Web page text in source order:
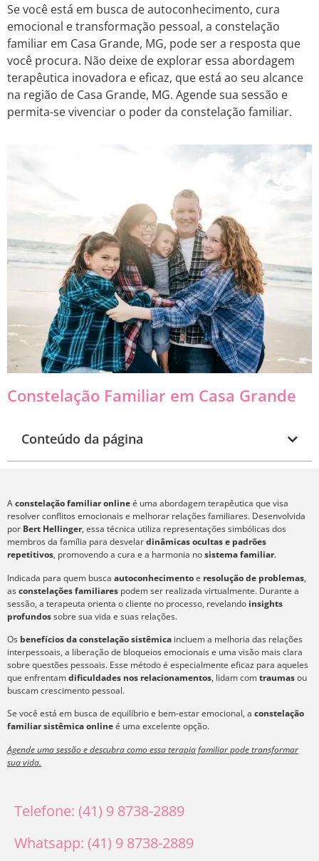
Se você está em busca de autoconhecimento, cura
emocional e transformação pessoal, a constelação
familiar em Casa Grande, MG, pode ser a resposta que
você procura. Não deixe de explorar essa abordagem
terapêutica inovadora e eficaz, que está ao seu alcance
na região de Casa Grande, MG. Agende sua sessão e
permita-se vivenciar o poder da constelação familiar.
Constelação Familiar em Casa Grande
Conteúdo da página
Aconstelação familiar onlineé uma abordagem terapêutica que visa
resolver conflitos emocionais e melhorar relações familiares. Desenvolvida
por Bert Hellinger, essa técnica utiliza representações simbólicas dos
membros da família para desvelardinâmicas ocultas e padrões
repetitivos, promovendo a cura e a harmonia nosistema familiar.
Indicada para quem busca autoconhecimentoe resolução de problemas,
asconstelações familiares podem ser realizada virtualmente. Durante a
sessão, a terapeuta orienta o cliente no processo, revelando insights
profundossobre sua vida e suas relações.
Os benefícios da constelação sistêmica incluem a melhoria das relações
interpessoais, a liberação de bloqueios emocionais e uma visão mais clara
sobre questões pessoais. Esse método é especialmente eficaz para aqueles
que enfrentamdificuldades nos relacionamentos, lidam comtraumasou
buscam crescimento pessoal.
Se você está em busca de equilíbrio e bem-estar emocional, a constelação
familiar sistêmica onlineé uma excelente opção.
Agende uma sessão e descubra como essa terapia familiar pode transformar
sua vida.
Telefone: (41) 9 8738-2889
Whatsapp: (41) 9 8738-2889